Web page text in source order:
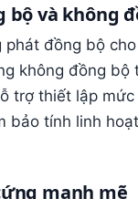
bộ và không
đồng bộ
không đồng bộ
trợ thiết lập
bảo tính linh
mạnh mẽ